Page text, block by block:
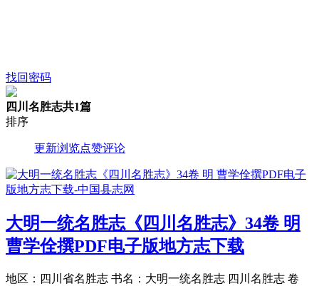
找回密码
四川名胜志共1篇
排序
更新浏览点赞评论
大明一统名胜志《四川名胜志》34卷 明
曹学佺撰PDF电子版地方志下载
地区：四川省名胜志 书名：大明一统名胜志 四川名胜志 卷